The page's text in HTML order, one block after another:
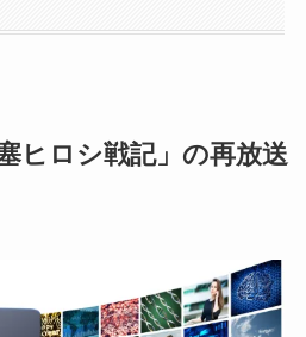
ヒロシ戦記」の再放送